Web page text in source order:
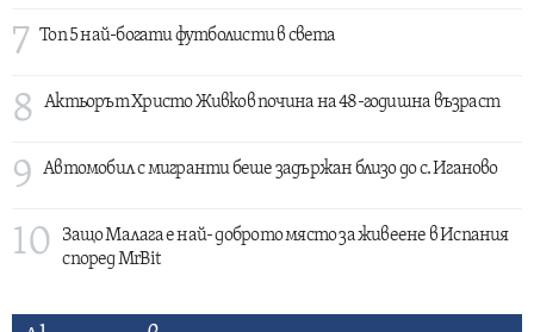
7 Топ 5 най-богати футболисти в света
8 Актьорът Христо Живков почина на 48-годишна възраст
9 Автомобил с мигранти беше задържан близо до с. Иганово
10
Защо Малага е най- доброто място за живеене в Испания
според MrBit